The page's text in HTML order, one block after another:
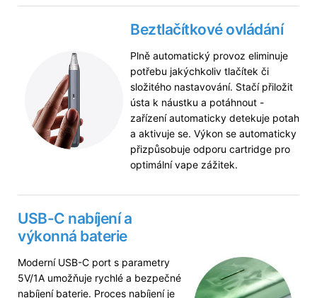
Beztlačítkové ovládání
Plně automatický provoz eliminuje
potřebu jakýchkoliv tlačítek či
složitého nastavování. Stačí přiložit
ústa k náustku a potáhnout -
zařízení automaticky detekuje potah
a aktivuje se. Výkon se automaticky
přizpůsobuje odporu cartridge pro
optimální vape zážitek.
USB-C nabíjení a
výkonná baterie
Moderní USB-C port s parametry
5V/1A umožňuje rychlé a bezpečné
nabíjení baterie. Proces nabíjení je